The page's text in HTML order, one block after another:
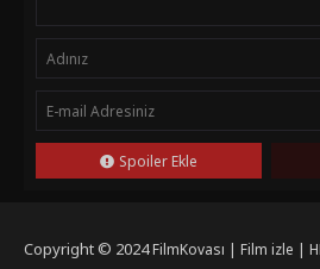
kaçırmaması gereken bir yapım.Eğer
変 特別編集版」×「死滅回游 先行上
heyecan dolu bir anime deneyimi
"FilmKovası" sitesinde bu filmi
ve fantastik öğeleri bir araya
bir seyir deneyimi sunuyor.
Spoiler Ekle
Copyright © 2024FilmKovası | Film izle |